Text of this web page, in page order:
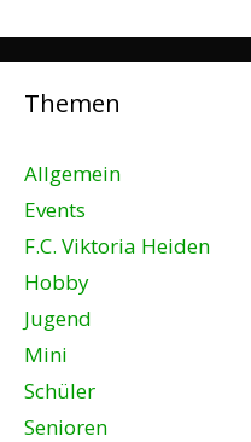
Themen
Allgemein
Events
F.C. Viktoria Heiden
Hobby
Jugend
Mini
Schüler
Senioren